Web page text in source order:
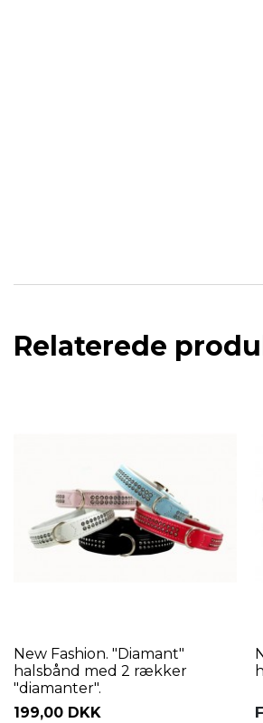
Relaterede
New Fashion. "Diamant"
halsbånd med 2 rækker
"diamanter".
199,00 DKK